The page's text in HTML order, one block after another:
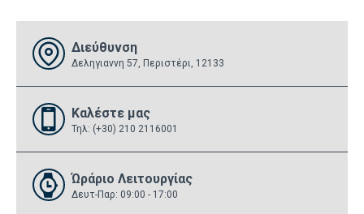
Διεύθυνση
Δεληγιαννη 57, Περιστέρι, 12133
Καλέστε μας
Τηλ: (+30) 210 2116001
Ώράριο Λειτουργίας
Δευτ-Παρ: 09:00 - 17:00